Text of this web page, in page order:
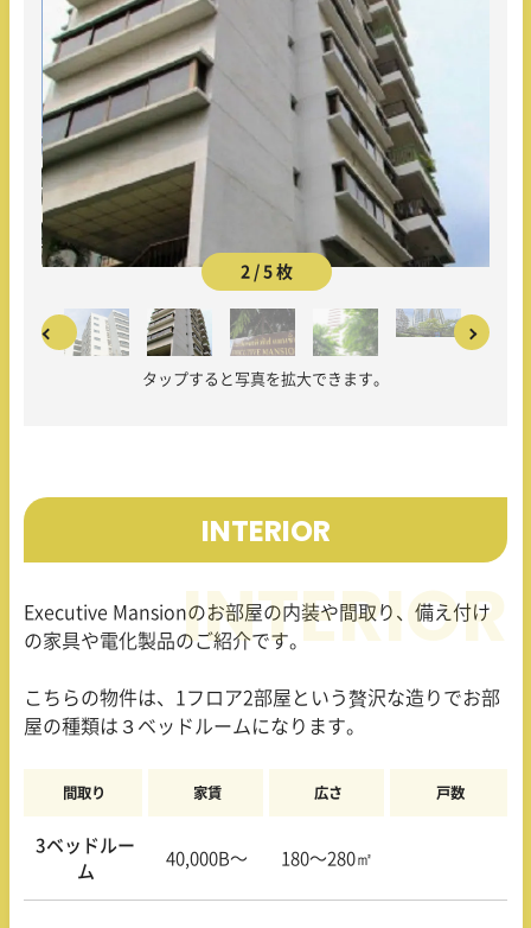
2 / 5 枚
タップすると写真を拡大できます。
INTERIOR
Executive Mansionのお部屋の内装や間取り、備え付け
の家具や電化製品のご紹介です。
こちらの物件は、1フロア2部屋という贅沢な造りでお部
屋の種類は３ベッドルームになります。
間取り 家賃 広さ 戸数
3ベッドルー
ム
40,000B〜 180〜280㎡